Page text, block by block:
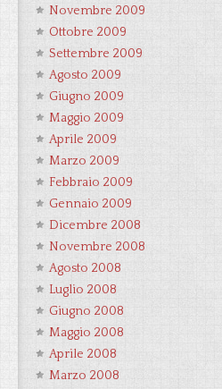
Novembre 2009
Ottobre 2009
Settembre 2009
Agosto 2009
Giugno 2009
Maggio 2009
Aprile 2009
Marzo 2009
Febbraio 2009
Gennaio 2009
Dicembre 2008
Novembre 2008
Agosto 2008
Luglio 2008
Giugno 2008
Maggio 2008
Aprile 2008
Marzo 2008